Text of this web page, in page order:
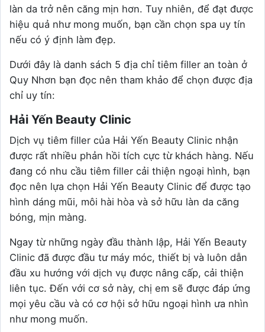
làn da trở nên căng mịn hơn. Tuy nhiên, để đạt được
hiệu quả như mong muốn, bạn cần chọn spa uy tín
nếu có ý định làm đẹp.
Dưới đây là danh sách 5 địa chỉ tiêm filler an toàn ở
Quy Nhơn bạn đọc nên tham khảo để chọn được địa
chỉ uy tín:
Hải Yến Beauty Clinic
Dịch vụ tiêm filler của Hải Yến Beauty Clinic nhận
được rất nhiều phản hồi tích cực từ khách hàng. Nếu
đang có nhu cầu tiêm filler cải thiện ngoại hình, bạn
đọc nên lựa chọn Hải Yến Beauty Clinic để được tạo
hình dáng mũi, môi hài hòa và sở hữu làn da căng
bóng, mịn màng.
Ngay từ những ngày đầu thành lập, Hải Yến Beauty
Clinic đã được đầu tư máy móc, thiết bị và luôn dẫn
đầu xu hướng với dịch vụ được nâng cấp, cải thiện
liên tục. Đến với cơ sở này, chị em sẽ được đáp ứng
mọi yêu cầu và có cơ hội sở hữu ngoại hình ưa nhìn
như mong muốn.